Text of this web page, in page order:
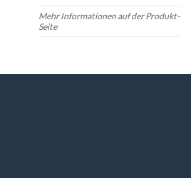
Mehr Informationen auf der Produkt-
Seite